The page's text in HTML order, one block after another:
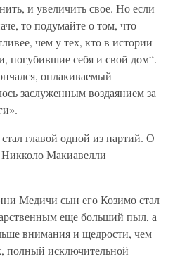
и увеличить свое. Но если
то подумайте о том, что
чем у тех, кто в истории
погубившие себя и свой дом“.
оплакиваемый
заслуженным воздаянием за
главой одной из партий. О
Никколо Макиавелли
Медичи сын его Козимо стал
еще больший пыл, а
внимания и щедрости, чем
полный исключительной